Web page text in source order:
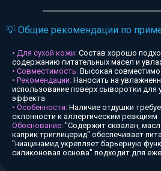
💡 Общие рекомендации по
• Для сухой кожи: Состав хорошо
содержанию питательных масел и
• Совместимость: Высокая
• Рекомендации: Наносить на
использование поверх сыворотки для
эффекта
• Особенности: Наличие отдушки
склонности к аллергическим реакциям
Обоснование: "Содержит сквалан,
каприк триглицерид" обеспечивает
"ниацинамид укрепляет барьерную
силиконовая основа" подходит для